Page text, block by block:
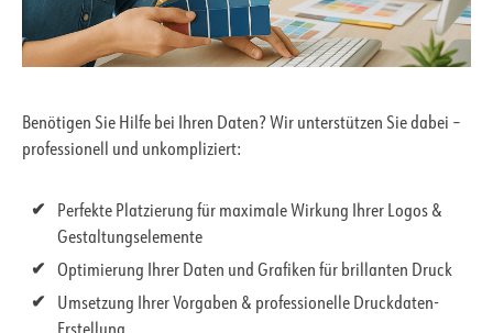
Benötigen Sie Hilfe bei Ihren Daten? Wir unterstützen Sie dabei –
professionell und unkompliziert:
Perfekte Platzierung für maximale Wirkung Ihrer Logos &
Gestaltungselemente
Optimierung Ihrer Daten und Grafiken für brillanten Druck
Umsetzung Ihrer Vorgaben & professionelle Druckdaten-